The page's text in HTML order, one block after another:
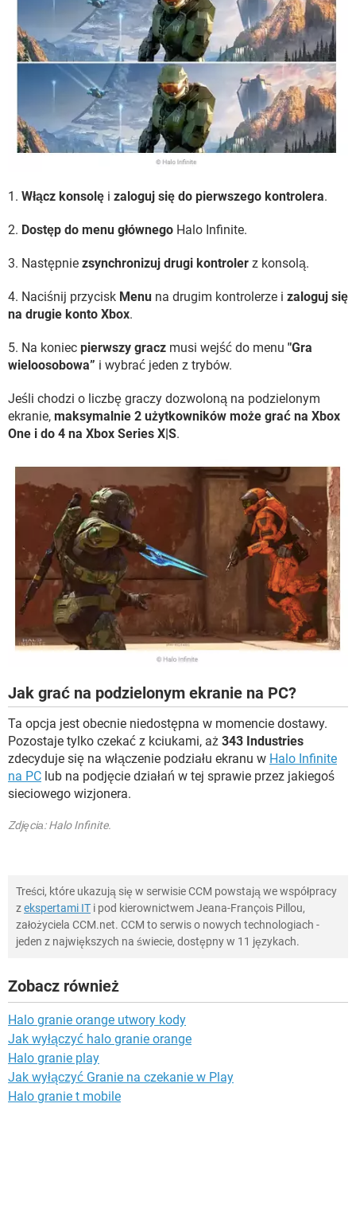
1. Włącz konsolę i zaloguj się do pierwszego kontrolera.
2. Dostęp do menu głównego Halo Infinite.
3. Następnie zsynchronizuj drugi kontroler z konsolą.
4. Naciśnij przycisk Menu na drugim kontrolerze i zaloguj się
na drugie konto Xbox.
5. Na koniec pierwszy gracz musi wejść do menu "Gra
wieloosobowa” i wybrać jeden z trybów.
Jeśli chodzi o liczbę graczy dozwoloną na podzielonym
ekranie, maksymalnie 2 użytkowników może grać na Xbox
One i do 4 na Xbox Series X|S.
Jak grać na podzielonym ekranie na PC?
Ta opcja jest obecnie niedostępna w momencie dostawy.
Pozostaje tylko czekać z kciukami, aż 343 Industries
zdecyduje się na włączenie podziału ekranu w Halo Infinite
na PC lub na podjęcie działań w tej sprawie przez jakiegoś
sieciowego wizjonera.
Zdjęciа: Halo Infinite.
Treści, które ukazują się w serwisie CCM powstają we współpracy
zekspertami IT i pod kierownictwem Jeana-François Pillou,
założyciela CCM.net. CCM to serwis o nowych technologiach -
jeden z największych na świecie, dostępny w 11 językach.
Zobacz również
Halo granie orange utwory kody
Jak wyłączyć halo granie orange
Halo granie play
Jak wyłączyć Granie na czekanie w Play
Halo granie t mobile